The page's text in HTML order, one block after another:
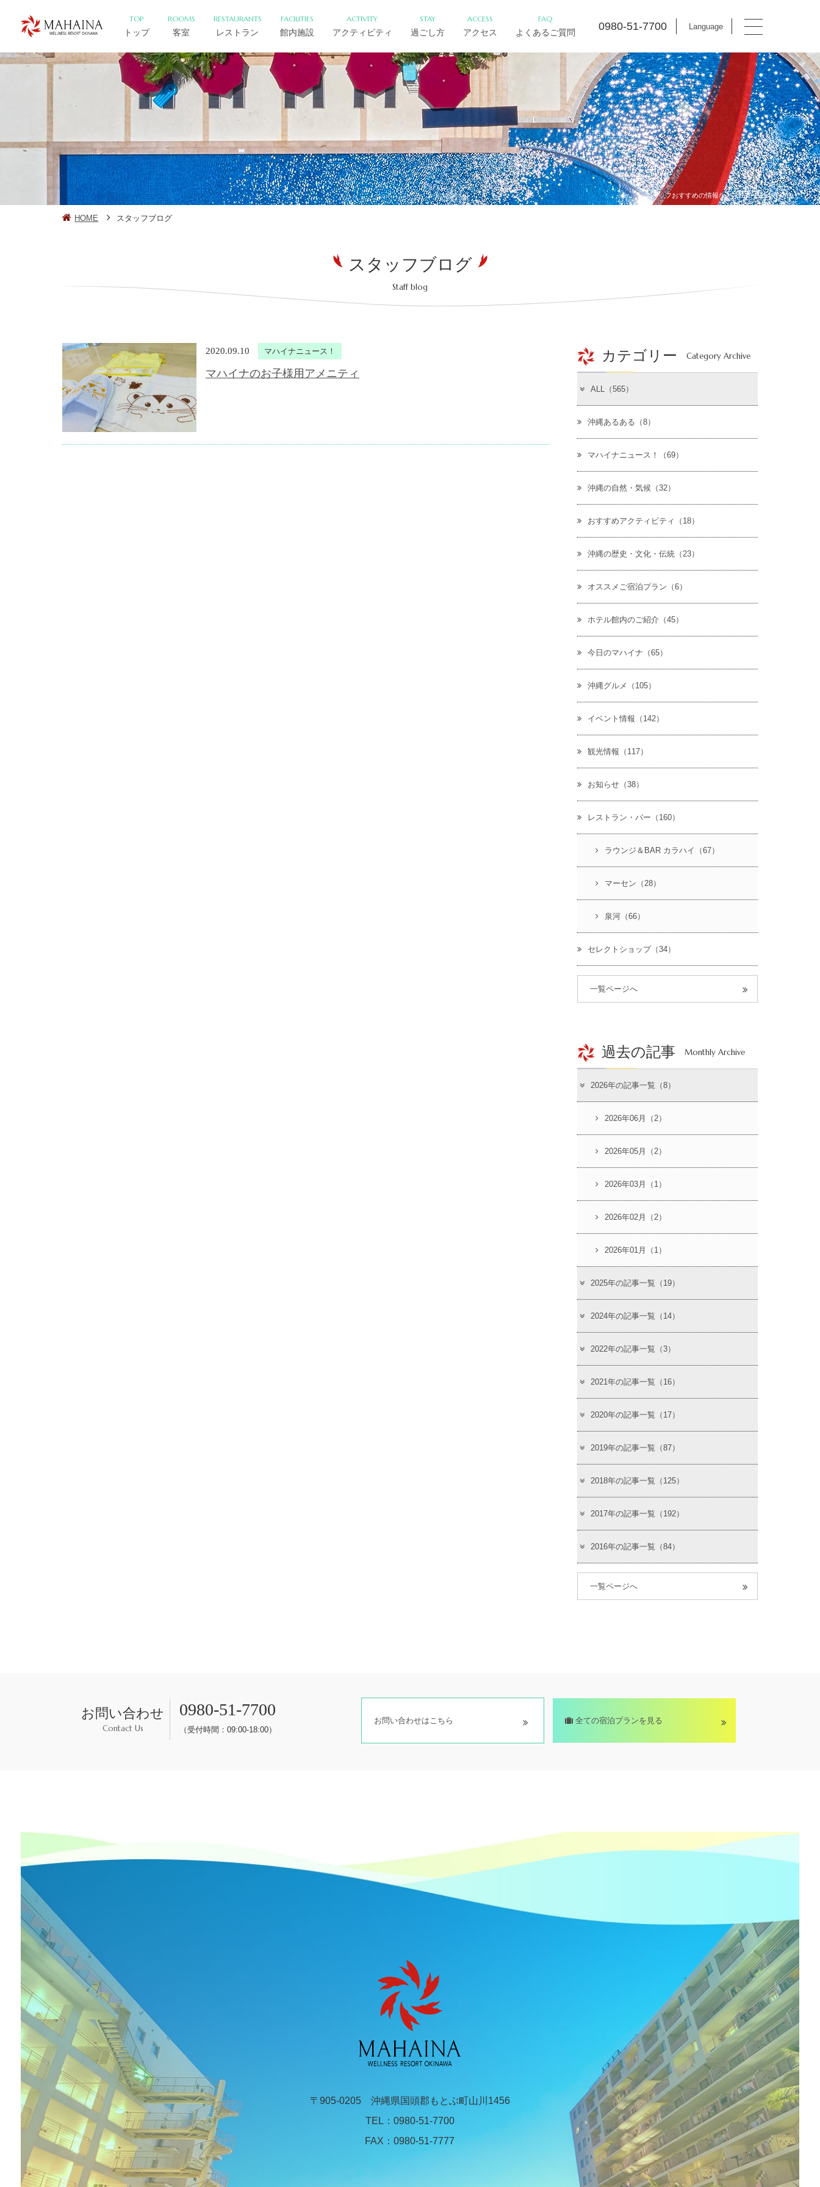
TOP
トップ
ROOMS
客室
RESTAURANTS
レストラン
FACILITIES
館内施設
ACTIVITY
アクティビティ
STAY
過ごし方
ACCESS
アクセス
FAQ
よくあるご質問 0980-51-7700 Language
スタッフおすすめの情報などマハイナの今を発信！
HOME スタッフブログ
スタッフブログ
Staff blog
2020.09.10 マハイナニュース！
マハイナのお子様用アメニティ
カテゴリー Category Archive
ALL（565）
沖縄あるある（8）
マハイナニュース！（69）
沖縄の自然・気候（32）
おすすめアクティビティ（18）
沖縄の歴史・文化・伝統（23）
オススメご宿泊プラン（6）
ホテル館内のご紹介（45）
今日のマハイナ（65）
沖縄グルメ（105）
イベント情報（142）
観光情報（117）
お知らせ（38）
レストラン・バー（160）
ラウンジ＆BAR カラハイ（67）
マーセン（28）
泉河（66）
セレクトショップ（34）
一覧ページへ
過去の記事 Monthly Archive
2026年の記事一覧（8）
2026年06月（2）
2026年05月（2）
2026年03月（1）
2026年02月（2）
2026年01月（1）
2025年の記事一覧（19）
2024年の記事一覧（14）
2022年の記事一覧（3）
2021年の記事一覧（16）
2020年の記事一覧（17）
2019年の記事一覧（87）
2018年の記事一覧（125）
2017年の記事一覧（192）
2016年の記事一覧（84）
一覧ページへ
お問い合わせ
Contact Us
0980-51-7700
（受付時間：09:00-18:00）
お問い合わせはこちら 全ての宿泊プランを見る
〒905-0205 沖縄県国頭郡もとぶ町山川1456
TEL： 0980-51-7700
FAX：0980-51-7777